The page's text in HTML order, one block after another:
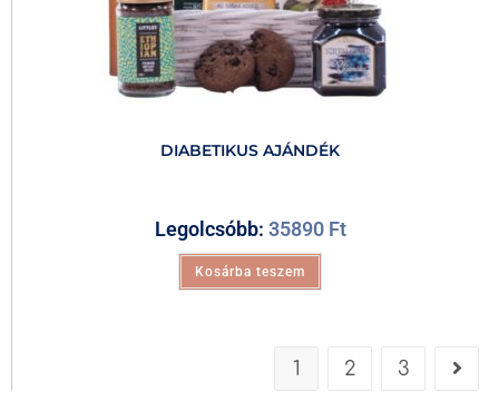
DIABETIKUS AJÁNDÉK
Legolcsóbb: 35890 Ft
Kosárba teszem
1 2 3